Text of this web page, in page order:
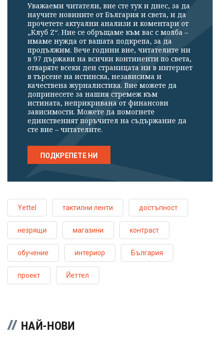
Уважаеми читатели, вие сте тук и днес, за да
научите новините от България и света, и да
прочетете актуални анализи и коментари от
„Клуб Z“. Ние се обръщаме към вас с молба –
имаме нужда от вашата подкрепа, за да
продължим. Вече години вие, читателите ни
в 97 държави на всички континенти по света,
отваряте всеки ден страницата ни в интернет
в търсене на истинска, независима и
качествена журналистика. Вие можете да
допринесете за нашия стремеж към
истината, неприкривана от финансови
зависимости. Можете да помогнете
единственият поръчител на съдържание да
сте вие – читателите.
ПОДКРЕПЕТЕ НИ
Yettel тактилни ленти достъпност
незрящи магазини контраст
обучение интериор България
проект Йеттел
НАЙ-НОВИ